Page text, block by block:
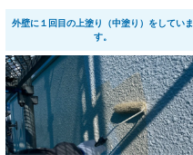
外壁に１回目の上塗り（中塗り）をしていま
す。